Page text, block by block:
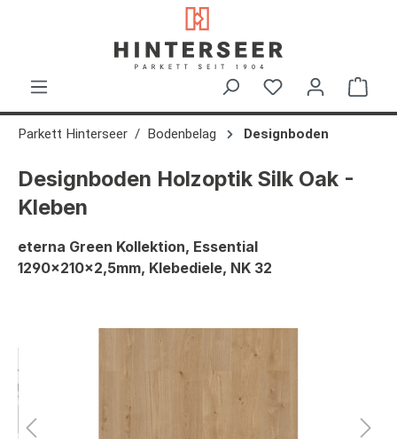
Parkett Hinterseer Bodenbelag Designboden
Designboden Holzoptik Silk Oak -
Kleben
eterna Green Kollektion, Essential
1290x210x2,5mm, Klebediele, NK 32
Bildergalerie überspringen